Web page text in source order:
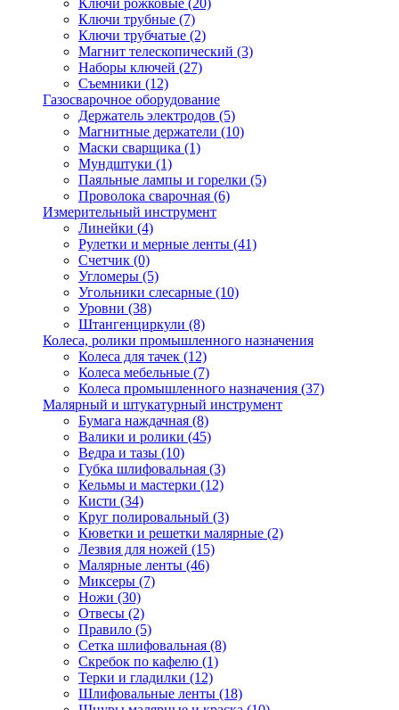
Ключи рожковые (20)
Ключи трубные (7)
Ключи трубчатые (2)
Магнит телескопический (3)
Наборы ключей (27)
Съемники (12)
Газосварочное оборудование
Держатель электродов (5)
Магнитные держатели (10)
Маски сварщика (1)
Мундштуки (1)
Паяльные лампы и горелки (5)
Проволока сварочная (6)
Измерительный инструмент
Линейки (4)
Рулетки и мерные ленты (41)
Счетчик (0)
Угломеры (5)
Угольники слесарные (10)
Уровни (38)
Штангенциркули (8)
Колеса, ролики промышленного назначения
Колеса для тачек (12)
Колеса мебельные (7)
Колеса промышленного назначения (37)
Малярный и штукатурный инструмент
Бумага наждачная (8)
Валики и ролики (45)
Ведра и тазы (10)
Губка шлифовальная (3)
Кельмы и мастерки (12)
Кисти (34)
Круг полировальный (3)
Кюветки и решетки малярные (2)
Лезвия для ножей (15)
Малярные ленты (46)
Миксеры (7)
Ножи (30)
Отвесы (2)
Правило (5)
Сетка шлифовальная (8)
Скребок по кафелю (1)
Терки и гладилки (12)
Шлифовальные ленты (18)